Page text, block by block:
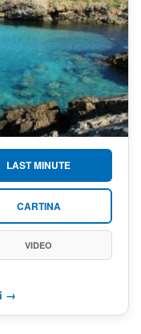
LAST MINUTE
CARTINA
VIDEO
→